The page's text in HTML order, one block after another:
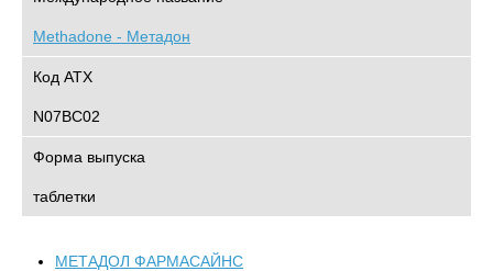
Methadone - Метадон
Код АТХ
N07BC02
Форма выпуска
таблетки
МЕТАДОЛ ФАРМАСАЙНС